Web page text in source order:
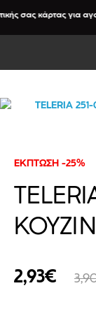
ΕΚΠΤΩΣΗ -25%
2,93€
σας κάρτας για